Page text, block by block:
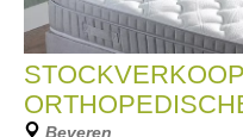
Beveren